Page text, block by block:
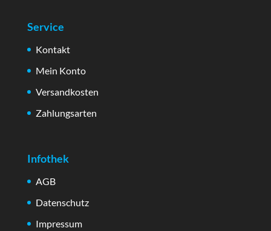
Service
Kontakt
Mein Konto
Versandkosten
Zahlungsarten
Infothek
AGB
Datenschutz
Impressum